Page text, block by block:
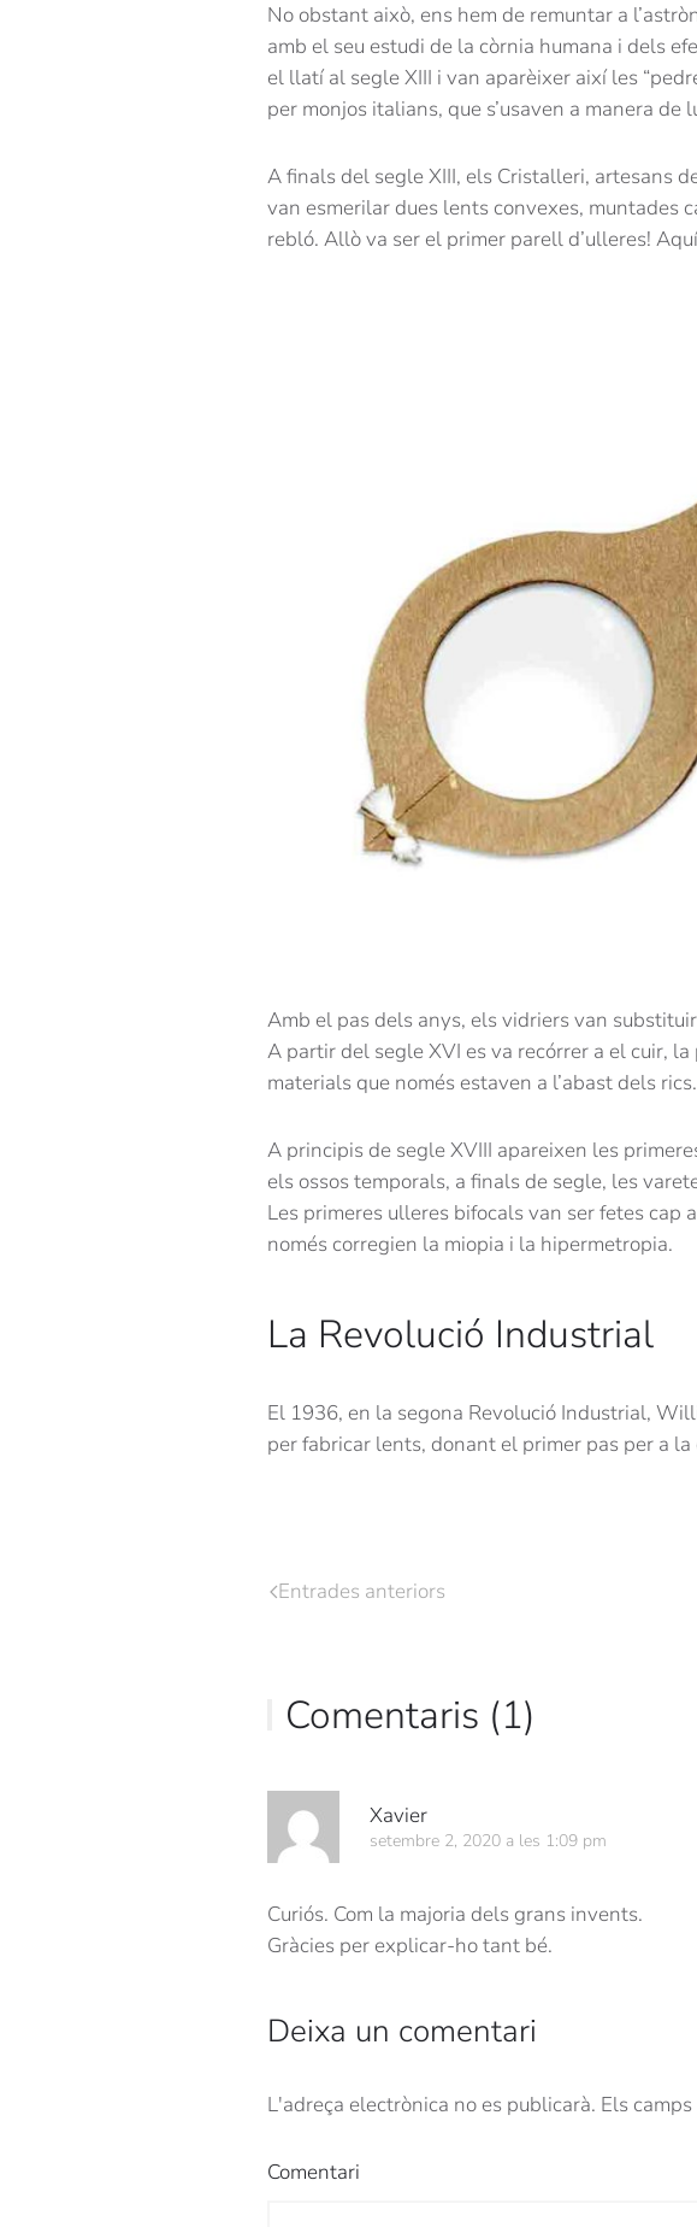
No obstant això, ens hem de remuntar a
amb el seu estudi de la còrnia humana i dels
el llatí al segle XIII i van aparèixer així les
per monjos italians, que s’usaven a manera de
A finals del segle XIII, els Cristalleri, artesans
van esmerilar dues lents convexes, muntades
rebló. Allò va ser el primer parell d’ulleres!
Amb el pas dels anys, els vidriers van
A partir del segle XVI es va recórrer a el cuir,
materials que només estaven a l’abast dels rics.
A principis de segle XVIII apareixen les
els ossos temporals, a finals de segle, les
Les primeres ulleres bifocals van ser fetes
només corregien la miopia i la hipermetropia.
La Revolució Industrial
El 1936, en la segona Revolució Industrial,
per fabricar lents, donant el primer pas per a
Entrades anteriors
Comentaris (1)
Xavier
setembre 2, 2020 a les 1:09 pm
Curiós. Com la majoria dels grans invents.
Gràcies per explicar-ho tant bé.
Deixa un comentari
L'adreça electrònica no es publicarà. Els
Comentari